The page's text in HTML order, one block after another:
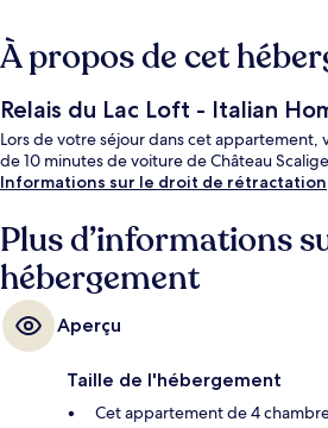
À propos de cet
Relais du Lac Loft - Italian
Lors de votre séjour dans cet appartement,
de 10 minutes de voiture de Château
Informations sur le droit de rétractation
Plus d’informations
hébergement
Aperçu
Taille de l'hébergement
Cet appartement de 4